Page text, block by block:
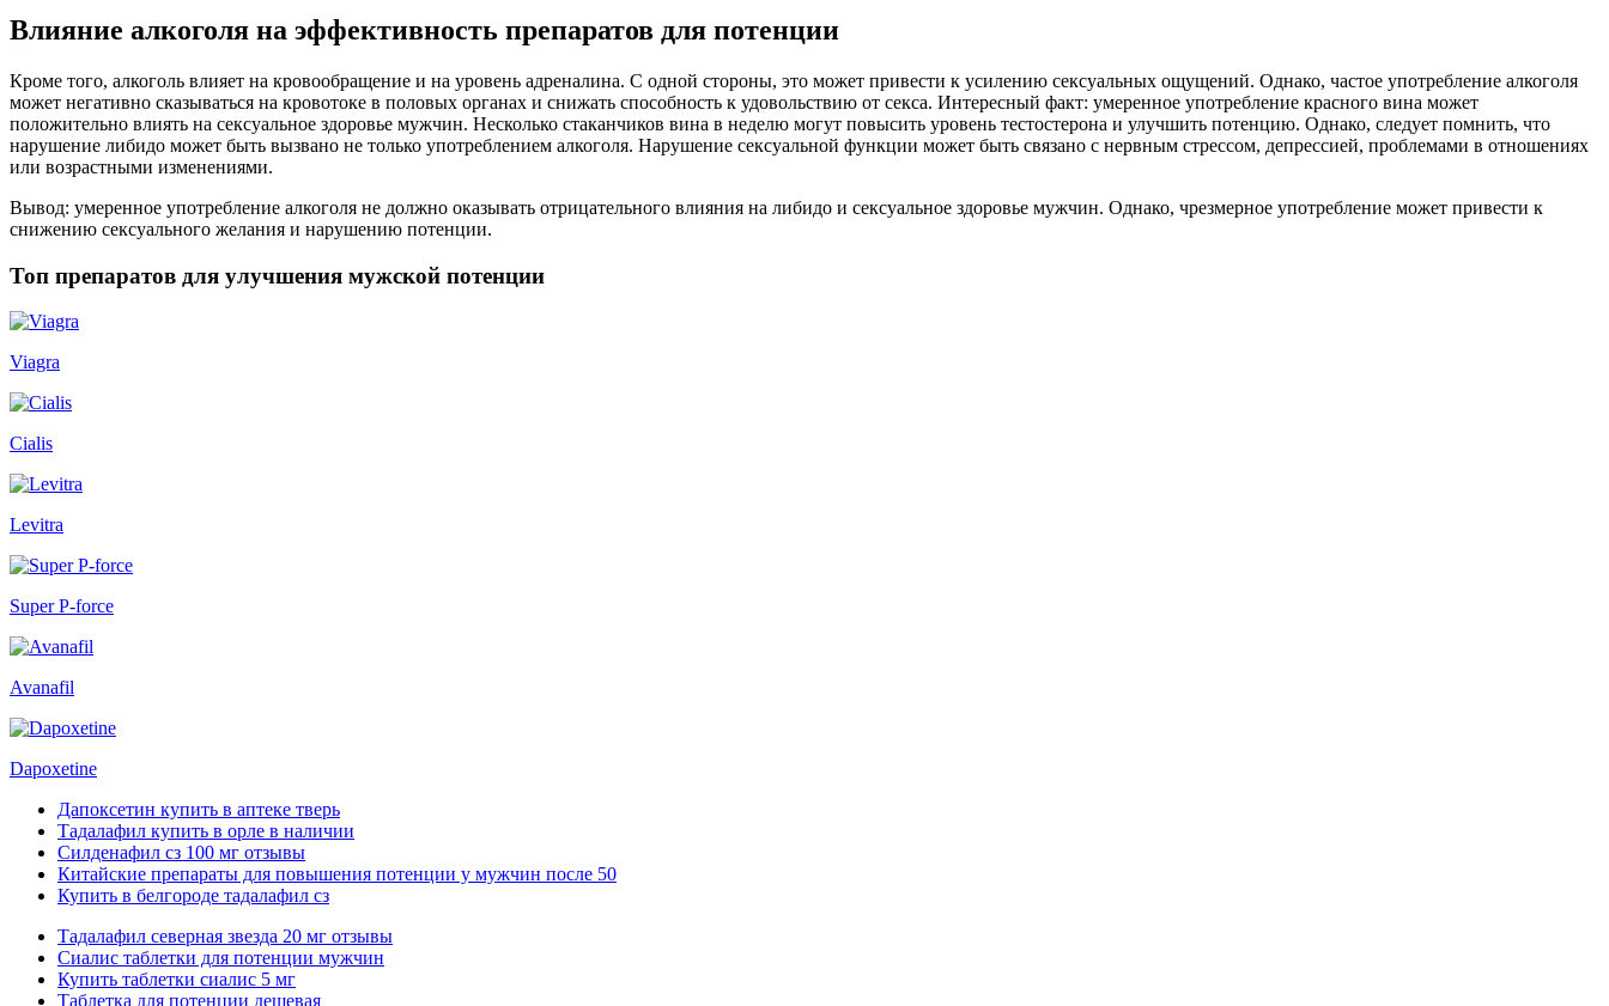
Влияние алкоголя на эффективность препаратов для потенции
Кроме того, алкоголь влияет на кровообращение и на уровень адреналина. С одной стороны, это может привести к усилению сексуальных ощущений. Однако, частое употребление алкоголя
может негативно сказываться на кровотоке в половых органах и снижать способность к удовольствию от секса. Интересный факт: умеренное употребление красного вина может
положительно влиять на сексуальное здоровье мужчин. Несколько стаканчиков вина в неделю могут повысить уровень тестостерона и улучшить потенцию. Однако, следует помнить, что
нарушение либидо может быть вызвано не только употреблением алкоголя. Нарушение сексуальной функции может быть связано с нервным стрессом, депрессией, проблемами в отношениях
или возрастными изменениями.
Вывод: умеренное употребление алкоголя не должно оказывать отрицательного влияния на либидо и сексуальное здоровье мужчин. Однако, чрезмерное употребление может привести к
снижению сексуального желания и нарушению потенции.
Топ препаратов для улучшения мужской потенции
Viagra
Cialis
Levitra
Super P-force
Avanafil
Dapoxetine
Дапоксетин купить в аптеке тверь
Тадалафил купить в орле в наличии
Силденафил сз 100 мг отзывы
Китайские препараты для повышения потенции у мужчин после 50
Купить в белгороде тадалафил сз
Тадалафил северная звезда 20 мг отзывы
Сиалис таблетки для потенции мужчин
Купить таблетки сиалис 5 мг
Таблетка для потенции дешевая